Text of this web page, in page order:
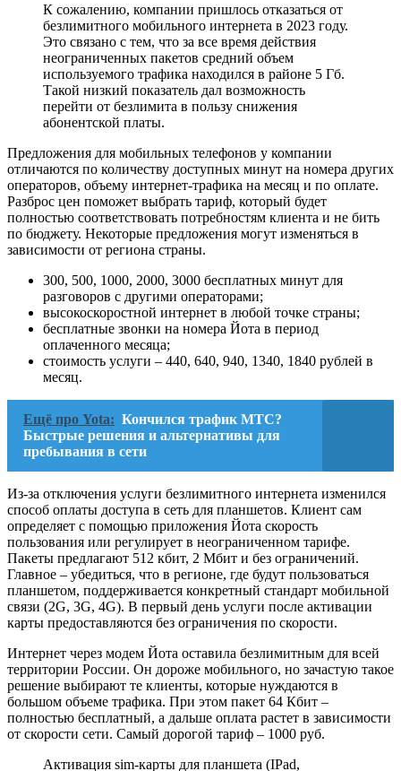
К сожалению, компании пришлось отказаться от
безлимитного мобильного интернета в 2023 году.
Это связано с тем, что за все время действия
неограниченных пакетов средний объем
используемого трафика находился в районе 5 Гб.
Такой низкий показатель дал возможность
перейти от безлимита в пользу снижения
абонентской платы.
Предложения для мобильных телефонов у компании
отличаются по количеству доступных минут на номера других
операторов, объему интернет-трафика на месяц и по оплате.
Разброс цен поможет выбрать тариф, который будет
полностью соответствовать потребностям клиента и не бить
по бюджету. Некоторые предложения могут изменяться в
зависимости от региона страны.
300, 500, 1000, 2000, 3000 бесплатных минут для
разговоров с другими операторами;
высокоскоростной интернет в любой точке страны;
бесплатные звонки на номера Йота в период
оплаченного месяца;
стоимость услуги – 440, 640, 940, 1340, 1840 рублей в
месяц.
Ещё про Yota: Кончился трафик МТС?
Быстрые решения и альтернативы для
пребывания в сети
Из-за отключения услуги безлимитного интернета изменился
способ оплаты доступа в сеть для планшетов. Клиент сам
определяет с помощью приложения Йота скорость
пользования или регулирует в неограниченном тарифе.
Пакеты предлагают 512 кбит, 2 Мбит и без ограничений.
Главное – убедиться, что в регионе, где будут пользоваться
планшетом, поддерживается конкретный стандарт мобильной
связи (2G, 3G, 4G). В первый день услуги после активации
карты предоставляются без ограничения по скорости.
Интернет через модем Йота оставила безлимитным для всей
территории России. Он дороже мобильного, но зачастую такое
решение выбирают те клиенты, которые нуждаются в
большом объеме трафика. При этом пакет 64 Кбит –
полностью бесплатный, а дальше оплата растет в зависимости
от скорости сети. Самый дорогой тариф – 1000 руб.
Активация sim-карты для планшета (IPad,